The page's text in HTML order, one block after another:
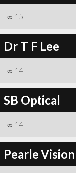
∞ 15
Dr T F Lee
∞ 14
SB Optical
∞ 14
Pearle Vision